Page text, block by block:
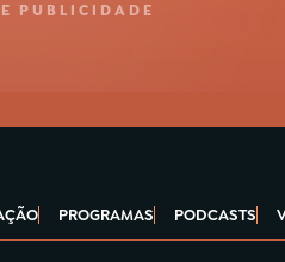
PUBLICIDADE
PROGRAMAS PODCASTS